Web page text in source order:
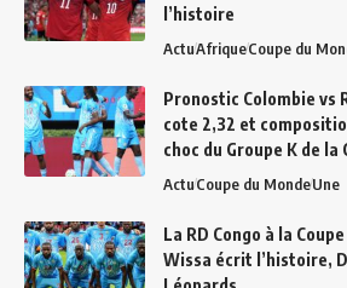
l’histoire
ActuAfriqueCoupe du
Pronostic Colombie vs
cote 2,32 et
choc du Groupe K de la
ActuCoupe du MondeUne
La RD Congo à la
Wissa écrit l’histoire,